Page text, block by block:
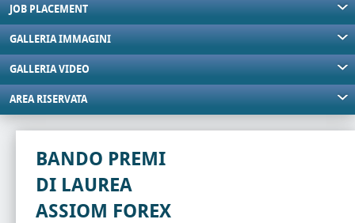
JOB PLACEMENT
GALLERIA IMMAGINI
GALLERIA VIDEO
AREA RISERVATA
BANDO PREMI
DI LAUREA
ASSIOM FOREX